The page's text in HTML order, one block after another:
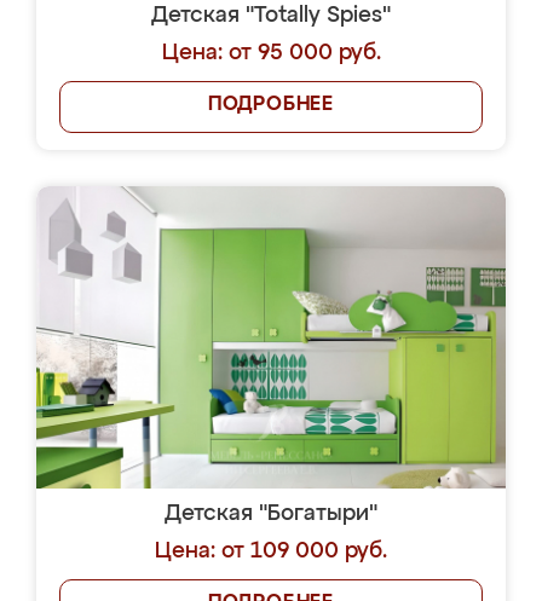
Детская "Totally Spies"
Цена: от 95 000 руб.
ПОДРОБНЕЕ
Детская "Богатыри"
Цена: от 109 000 руб.